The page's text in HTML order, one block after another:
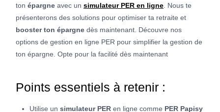
ton épargne avec un simulateur PER en ligne . Nous te
présenterons des solutions pour optimiser ta retraite et
booster ton épargne dès maintenant. Découvre nos
options de gestion en ligne PER pour simplifier la gestion de
ton épargne. Opte pour la facilité dès maintenant
Points essentiels à retenir :
Utilise un simulateur PER en ligne comme PER Papisy